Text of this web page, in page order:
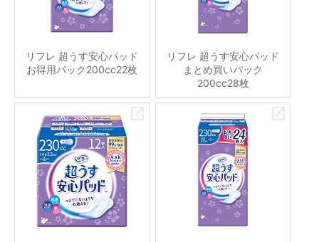
リフレ 超うす安心パッド
お得用パック200cc22枚
リフレ 超うす安心パッド
まとめ買いパック
200cc28枚